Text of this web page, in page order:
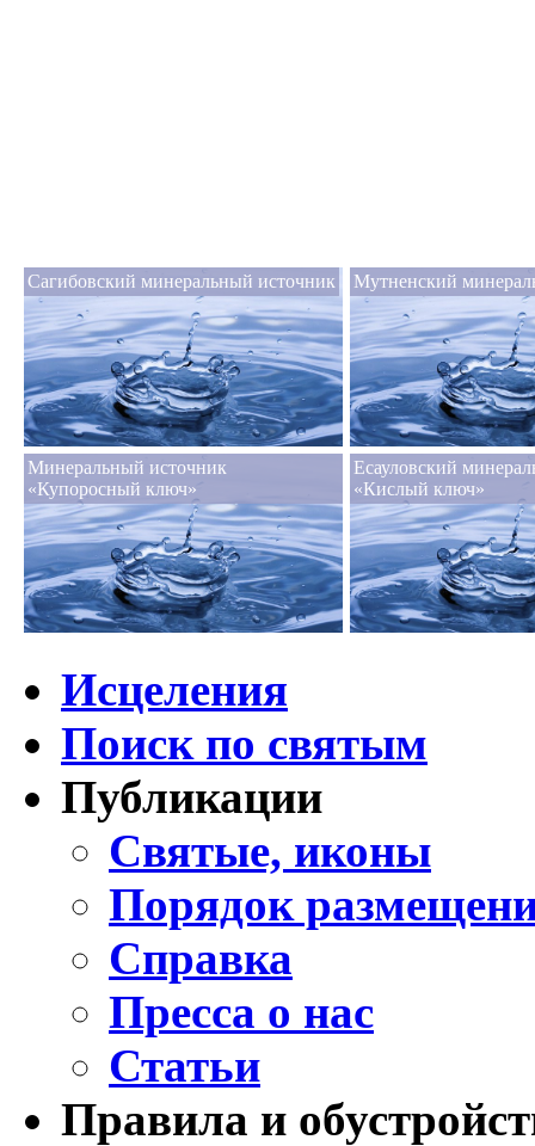
Сагибовский минеральный источник Мутненский
Минеральный источник
«Купоросный ключ»
Есауловский
«Кислый ключ»
Исцеления
Поиск по святым
Публикации
Святые, иконы
Порядок
Справка
Пресса о нас
Статьи
Правила и